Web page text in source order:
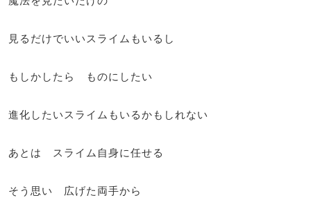
見るだけでいいスライムもいるし
もしかしたら ものにしたい
進化したいスライムもいるかもしれない
あとは スライム自身に任せる
そう思い 広げた両手から